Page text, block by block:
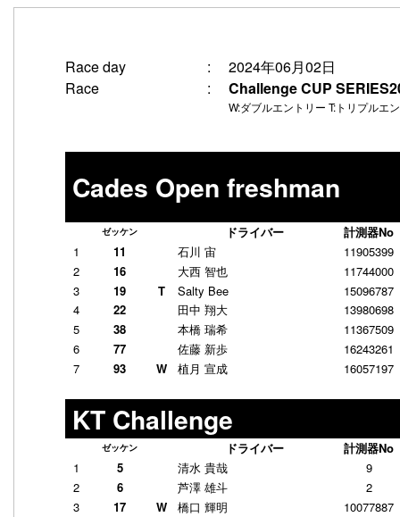
Race day :
2024年06月02日
Race
: Challenge CUP
W:ダブルエントリー T:トリプルエ
Cades Open freshman
ゼッケン ドライバー
計測器No
1
11 石川 宙
11905399
2
16 大西 智也
11744000
3
19 T Salty Bee
15096787
4
22 田中 翔大
13980698
5
38 本橋 瑞希
11367509
6
77 佐藤 新歩
16243261
7
93 W 植月 宣成 16057197
KT Challenge
ゼッケン ドライバー
計測器No
1
5 清水 貴哉
9
2
6 芦澤 雄斗
2
3
17 W 橋口 輝明
10077887